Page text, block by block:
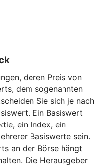
deren Preis von
dem sogenannten
Sie sich je nach
Ein Basiswert
ein Index, ein
Basiswerte sein.
an der Börse hängt
Die Herausgeber